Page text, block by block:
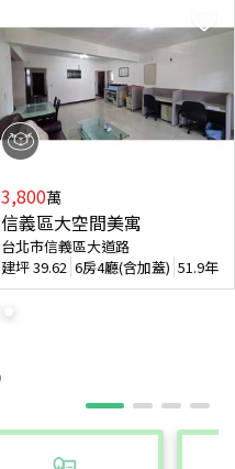
3,800萬
信義區大空間美寓
台北市信義區大道路
建坪39.62 6房4廳(含加蓋) 51.9年